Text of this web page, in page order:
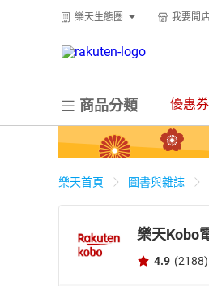
樂天生態圈 我要開
商品分類 優惠券
樂天首頁 圖書與雜誌
樂天Kobo
4.9 (2188)